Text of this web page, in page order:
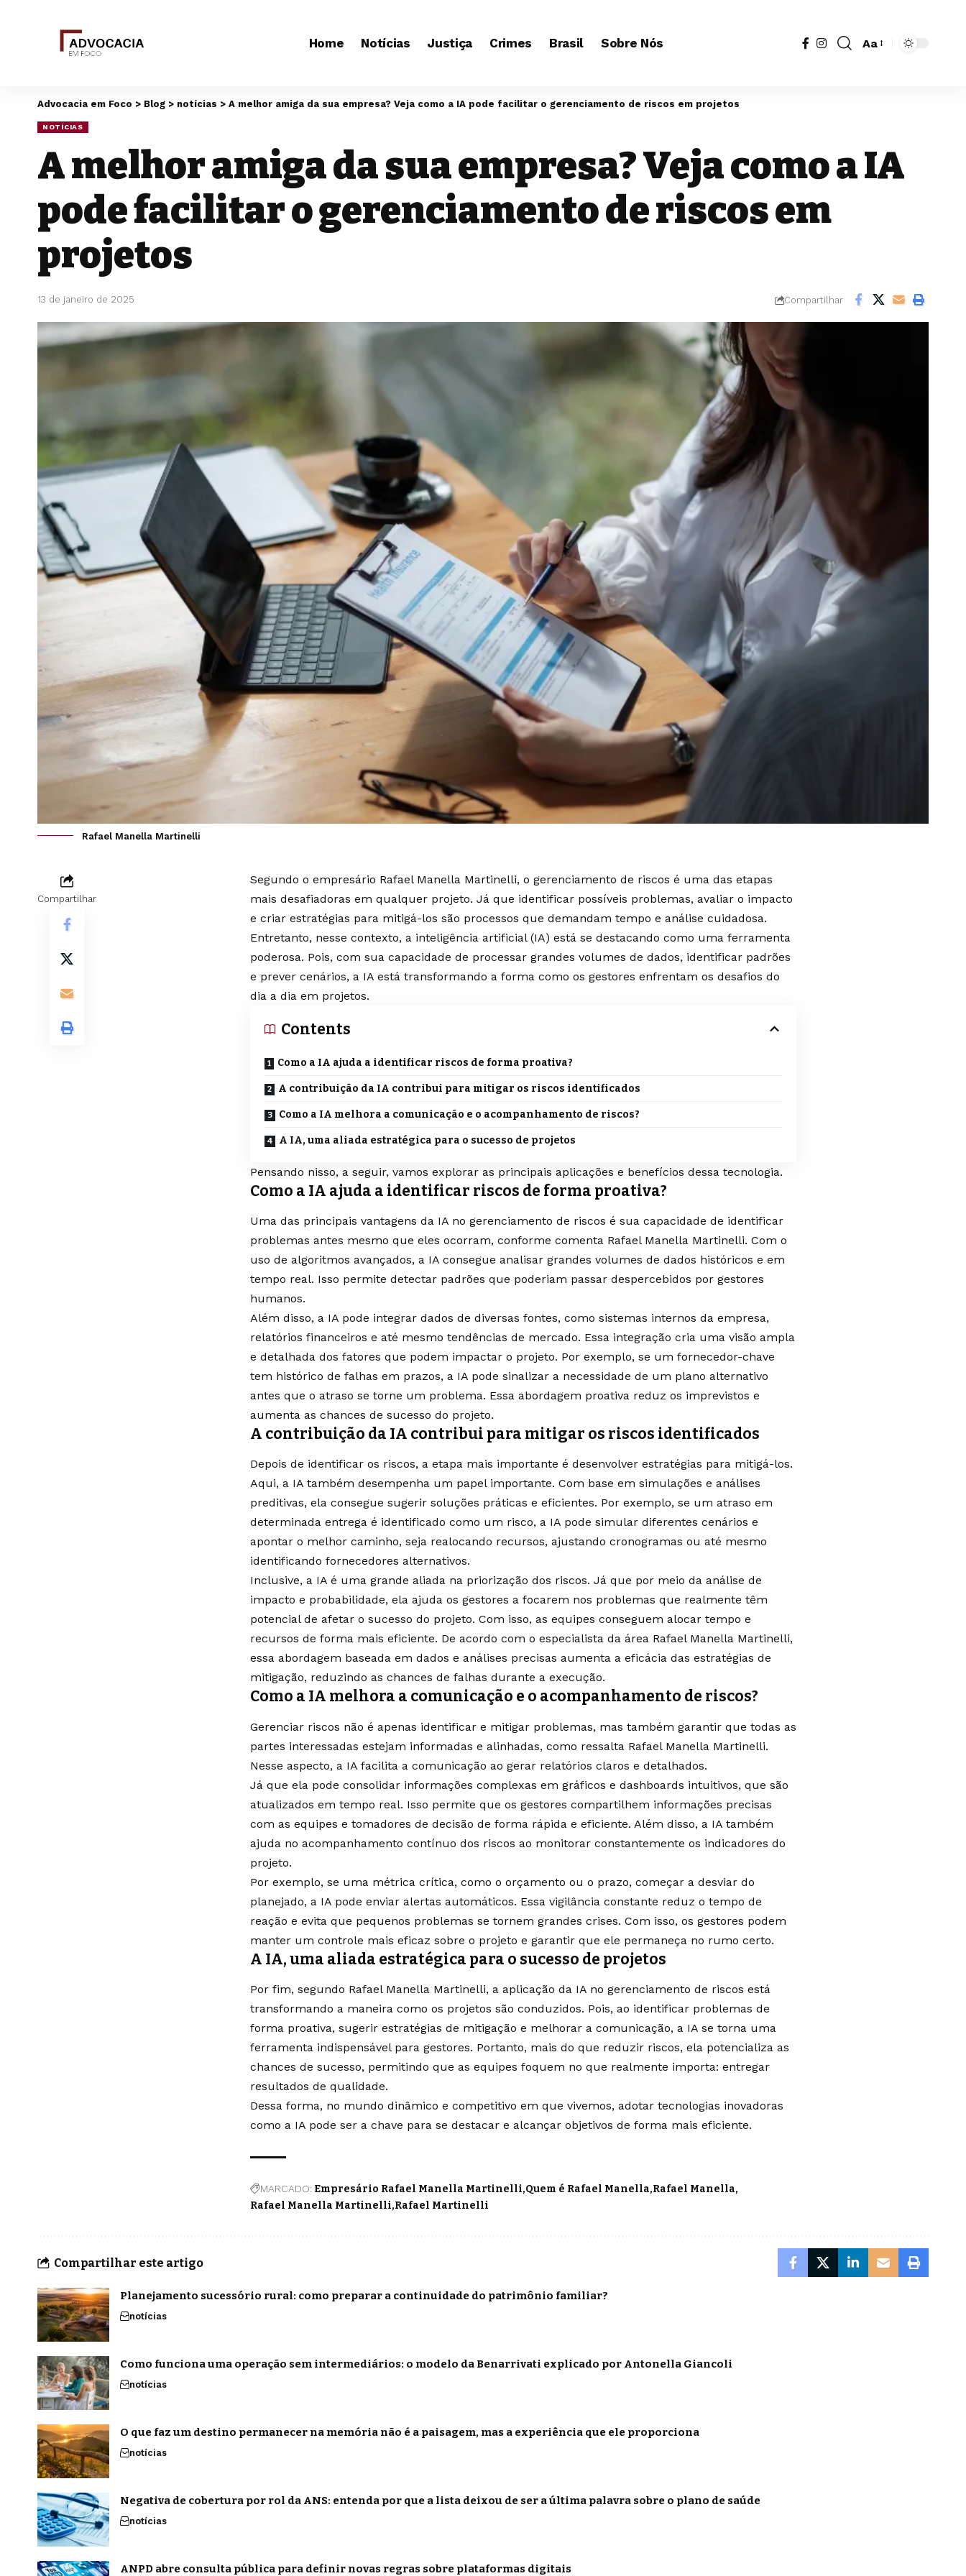
Home Notícias Justiça Crimes Brasil Sobre Nós
Redimensionador
Aa
Advocacia em Foco > Blog > notícias > A melhor amiga da sua empresa? Veja como a IA pode facilitar o gerenciamento de riscos em projetos
NOTÍCIAS
A melhor amiga da sua empresa? Veja como a IA
pode facilitar o gerenciamento de riscos em
projetos
13 de janeiro de 2025 Compartilhar
Rafael Manella Martinelli
Compartilhar
Segundo o empresário Rafael Manella Martinelli, o gerenciamento de riscos é uma das etapas
mais desafiadoras em qualquer projeto. Já que identificar possíveis problemas, avaliar o impacto
e criar estratégias para mitigá-los são processos que demandam tempo e análise cuidadosa.
Entretanto, nesse contexto, a inteligência artificial (IA) está se destacando como uma ferramenta
poderosa. Pois, com sua capacidade de processar grandes volumes de dados, identificar padrões
e prever cenários, a IA está transformando a forma como os gestores enfrentam os desafios do
dia a dia em projetos.
Contents
Como a IA ajuda a identificar riscos de forma proativa?
A contribuição da IA contribui para mitigar os riscos identificados
Como a IA melhora a comunicação e o acompanhamento de riscos?
A IA, uma aliada estratégica para o sucesso de projetos
Pensando nisso, a seguir, vamos explorar as principais aplicações e benefícios dessa tecnologia.
Como a IA ajuda a identificar riscos de forma proativa?
Uma das principais vantagens da IA no gerenciamento de riscos é sua capacidade de identificar
problemas antes mesmo que eles ocorram, conforme comenta Rafael Manella Martinelli. Com o
uso de algoritmos avançados, a IA consegue analisar grandes volumes de dados históricos e em
tempo real. Isso permite detectar padrões que poderiam passar despercebidos por gestores
humanos.
Além disso, a IA pode integrar dados de diversas fontes, como sistemas internos da empresa,
relatórios financeiros e até mesmo tendências de mercado. Essa integração cria uma visão ampla
e detalhada dos fatores que podem impactar o projeto. Por exemplo, se um fornecedor-chave
tem histórico de falhas em prazos, a IA pode sinalizar a necessidade de um plano alternativo
antes que o atraso se torne um problema. Essa abordagem proativa reduz os imprevistos e
aumenta as chances de sucesso do projeto.
A contribuição da IA contribui para mitigar os riscos identificados
Depois de identificar os riscos, a etapa mais importante é desenvolver estratégias para mitigá-los.
Aqui, a IA também desempenha um papel importante. Com base em simulações e análises
preditivas, ela consegue sugerir soluções práticas e eficientes. Por exemplo, se um atraso em
determinada entrega é identificado como um risco, a IA pode simular diferentes cenários e
apontar o melhor caminho, seja realocando recursos, ajustando cronogramas ou até mesmo
identificando fornecedores alternativos.
Inclusive, a IA é uma grande aliada na priorização dos riscos. Já que por meio da análise de
impacto e probabilidade, ela ajuda os gestores a focarem nos problemas que realmente têm
potencial de afetar o sucesso do projeto. Com isso, as equipes conseguem alocar tempo e
recursos de forma mais eficiente. De acordo com o especialista da área Rafael Manella Martinelli,
essa abordagem baseada em dados e análises precisas aumenta a eficácia das estratégias de
mitigação, reduzindo as chances de falhas durante a execução.
Como a IA melhora a comunicação e o acompanhamento de riscos?
Gerenciar riscos não é apenas identificar e mitigar problemas, mas também garantir que todas as
partes interessadas estejam informadas e alinhadas, como ressalta Rafael Manella Martinelli.
Nesse aspecto, a IA facilita a comunicação ao gerar relatórios claros e detalhados.
Já que ela pode consolidar informações complexas em gráficos e dashboards intuitivos, que são
atualizados em tempo real. Isso permite que os gestores compartilhem informações precisas
com as equipes e tomadores de decisão de forma rápida e eficiente. Além disso, a IA também
ajuda no acompanhamento contínuo dos riscos ao monitorar constantemente os indicadores do
projeto.
Por exemplo, se uma métrica crítica, como o orçamento ou o prazo, começar a desviar do
planejado, a IA pode enviar alertas automáticos. Essa vigilância constante reduz o tempo de
reação e evita que pequenos problemas se tornem grandes crises. Com isso, os gestores podem
manter um controle mais eficaz sobre o projeto e garantir que ele permaneça no rumo certo.
A IA, uma aliada estratégica para o sucesso de projetos
Por fim, segundo Rafael Manella Martinelli, a aplicação da IA no gerenciamento de riscos está
transformando a maneira como os projetos são conduzidos. Pois, ao identificar problemas de
forma proativa, sugerir estratégias de mitigação e melhorar a comunicação, a IA se torna uma
ferramenta indispensável para gestores. Portanto, mais do que reduzir riscos, ela potencializa as
chances de sucesso, permitindo que as equipes foquem no que realmente importa: entregar
resultados de qualidade.
Dessa forma, no mundo dinâmico e competitivo em que vivemos, adotar tecnologias inovadoras
como a IA pode ser a chave para se destacar e alcançar objetivos de forma mais eficiente.
MARCADO: Empresário Rafael Manella Martinelli Quem é Rafael Manella Rafael Manella
Rafael Manella Martinelli Rafael Martinelli
Compartilhar este artigo
Planejamento sucessório rural: como preparar a continuidade do patrimônio familiar?
notícias
Como funciona uma operação sem intermediários: o modelo da Benarrivati explicado por Antonella Giancoli
notícias
O que faz um destino permanecer na memória não é a paisagem, mas a experiência que ele proporciona
notícias
Negativa de cobertura por rol da ANS: entenda por que a lista deixou de ser a última palavra sobre o plano de saúde
notícias
ANPD abre consulta pública para definir novas regras sobre plataformas digitais